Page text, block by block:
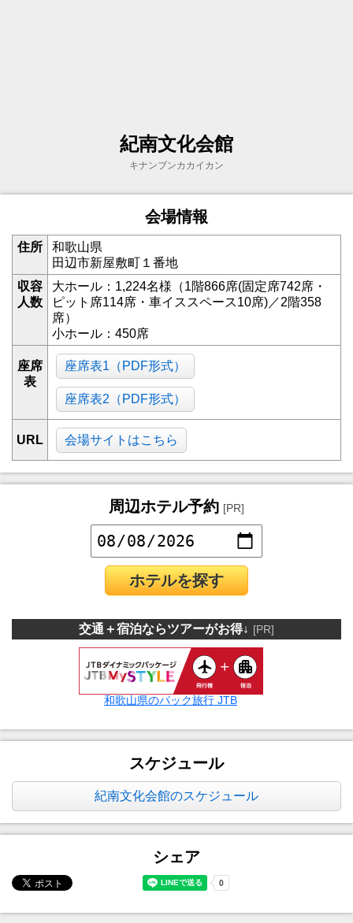
紀南文化会館
キナンブンカカイカン
会場情報
住所
和歌山県
田辺市新屋敷町１番地
収容
人数
大ホール：1,224名様（1階866席(固定席742席・
ピット席114席・車イススペース10席)／2階358
席）
小ホール：450席
座席
表
座席表1（PDF形式）
座席表2（PDF形式）
URL 会場サイトはこちら
周辺ホテル予約 [PR]
ホテルを探す
交通＋宿泊ならツアーがお得↓ [PR]
和歌山県のパック旅行 JTB
スケジュール
紀南文化会館のスケジュール
シェア